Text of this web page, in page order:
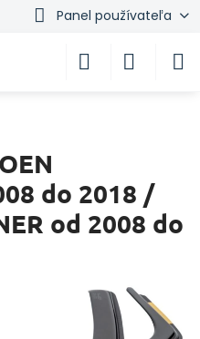
Panel používateľa
do 2018 /
od 2008 do